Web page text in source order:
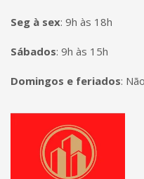
Seg à sex: 9h às 18h
Sábados: 9h às 15h
Domingos e feriados:
Página inicial